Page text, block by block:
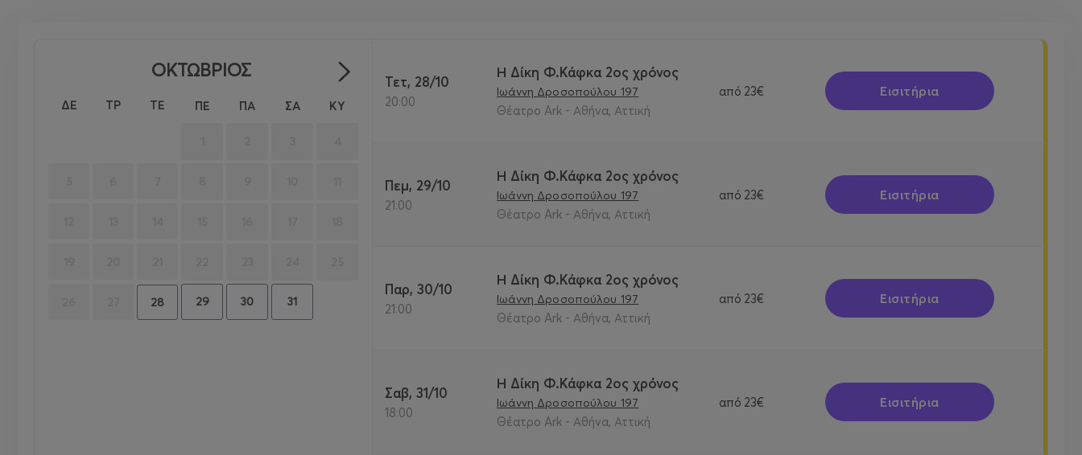
ΟΚΤΩΒΡΙΟΣ
ΔΕ ΤΡ ΤΕ ΠΕ ΠΑ ΣΑ ΚΥ
28 29 30 31
Τετ, 28/10
20:00
Η Δίκη Φ.Κάφκα 2ος χρόνος
Ιωάννη Δροσοπούλου 197
Θέατρο Ark - Αθήνα, Αττική
από 23€ Εισιτήρια
Πεμ, 29/10
21:00
Η Δίκη Φ.Κάφκα 2ος χρόνος
Ιωάννη Δροσοπούλου 197
Θέατρο Ark - Αθήνα, Αττική
από 23€ Εισιτήρια
Παρ, 30/10
21:00
Η Δίκη Φ.Κάφκα 2ος χρόνος
Ιωάννη Δροσοπούλου 197
Θέατρο Ark - Αθήνα, Αττική
από 23€ Εισιτήρια
Σαβ, 31/10
18:00
Η Δίκη Φ.Κάφκα 2ος χρόνος
Ιωάννη Δροσοπούλου 197
Θέατρο Ark - Αθήνα, Αττική
από 23€ Εισιτήρια